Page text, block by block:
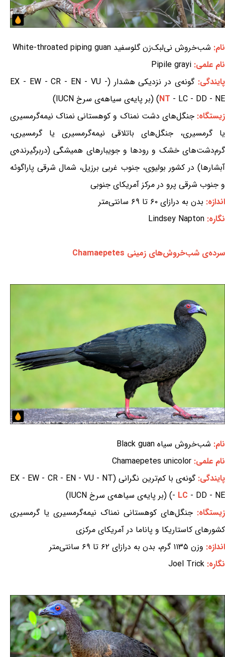
نام: شب‌خروش نی‌لبک‌زن گلوسفید White-throated piping guan
نام علمی: Pipile grayi
پایندگی:گونه‌ی در نزدیکی هشدار (EX - EW - CR - EN - VU -
NT - LC - DD - NE) (بر پایه‌ی سیاهه‌ی سرخ IUCN)
زیستگاه:جنگل‌های دشت نمناک و کوهستانی نمناک نیمه‌گرمسیری
یا گرمسیری، جنگل‌های باتلاقی نیمه‌گرمسیری یا گرمسیری،
گرم‌دشت‌های خشک و رودها و جویبارهای همیشگی (دربرگیرنده‌ی
آبشارها) در کشور بولیوی، جنوب غربی برزیل، شمال شرقی پاراگوئه
و جنوب شرقی پرو در مرکز آمریکای جنوبی
اندازه: بدن به درازای ۶۰ تا ۶۹ سانتی‌متر
نگاره: Lindsey Napton
سرده‌ی شب‌خروش‌های زمینی Chamaepetes
نام: شب‌خروش سیاه Black guan
نام علمی: Chamaepetes unicolor
پایندگی:
گونه‌ی با کم‌ترین نگرانی (EX - EW - CR - EN - VU - NT
- LC - DD - NE) (بر پایه‌ی سیاهه‌ی سرخ IUCN)
زیستگاه: جنگل‌های کوهستانی نمناک نیمه‌گرمسیری یا گرمسیری
کشورهای کاستاریکا و پاناما در آمریکای مرکزی
اندازه: وزن ۱۱۳۵ گرم، بدن به درازای ۶۲ تا ۶۹ سانتی‌متر
نگاره: Joel Trick